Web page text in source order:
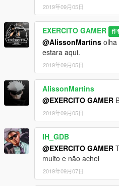
2019年09月05日
EXERCITO GAMER 作
@AlissonMartins olha
estara aqui.
2019年09月05日
AlissonMartins
@EXERCITO GAMER
2019年09月05日
IH_GDB
@EXERCITO GAMER
muito e não achei
2019年09月07日